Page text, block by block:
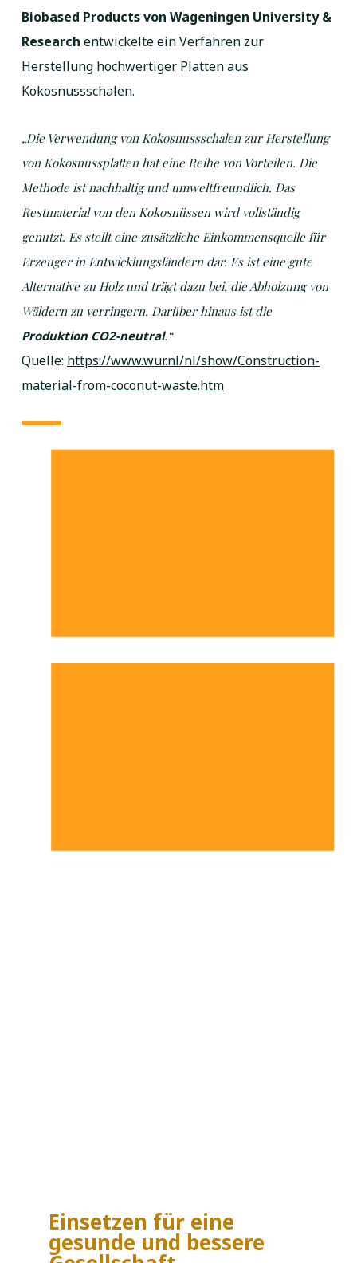
Biobased Products von Wageningen University &
Research entwickelte ein Verfahren zur
Herstellung hochwertiger Platten aus
Kokosnussschalen.
„Die Verwendung von Kokosnussschalen zur Herstellung
von Kokosnussplatten hat eine Reihe von Vorteilen. Die
Methode ist nachhaltig und umweltfreundlich. Das
Restmaterial von den Kokosnüssen wird vollständig
genutzt. Es stellt eine zusätzliche Einkommensquelle für
Erzeuger in Entwicklungsländern dar. Es ist eine gute
Alternative zu Holz und trägt dazu bei, die Abholzung von
Wäldern zu verringern. Darüber hinaus ist die
Produktion CO2-neutral.“
Quelle: https://www.wur.nl/nl/show/Construction-
material-from-coconut-waste.htm
Einsetzen für eine
gesunde und bessere